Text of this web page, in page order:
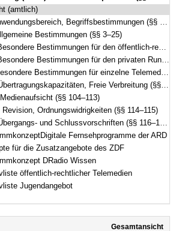
(amtlich)
Begriffsbestimmungen (§§ 1–2)
Bestimmungen (§§ 3–25)
Bestimmungen für den öffentlich-rechtlichen Rundfunk (§§ 26–49)
Bestimmungen für den privaten Rundfunk (§§ 50–73)
Bestimmungen für einzelne Telemedien (§§ 74–99e)
Freie Verbreitung (§§ 100–103)
(§§ 104–113)
Ordnungswidrigkeiten (§§ 114–115)
und Schlussvorschriften (§§ 116–122)
Fernsehprogramme der ARD
für die Zusatzangebote des ZDF
DRadio Wissen
öffentlich-rechtlicher Telemedien
Jugendangebot
Gesamtansicht